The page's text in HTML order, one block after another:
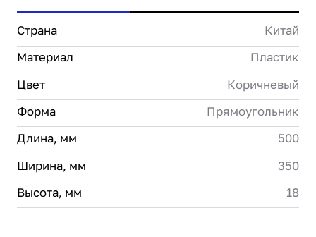
Страна
Китай
Материал
Пластик
Цвет
Коричневый
Форма
Прямоугольник
Длина, мм
500
Ширина, мм
350
Высота, мм
18